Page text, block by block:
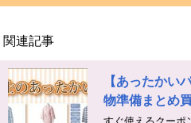
関連記事
【あったかい
物準備まとめ